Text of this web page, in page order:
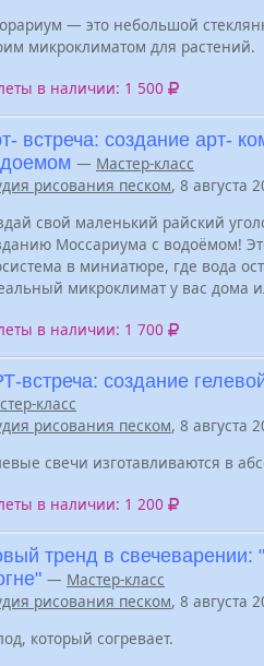
— это небольшой
микроклиматом для растений.
в наличии: 1 500
встреча: создание арт-
— Мастер-класс
рисования песком, 8 августа
свой маленький райский
Моссариума с водоёмом!
в миниатюре, где вода
микроклимат у вас дома
в наличии: 1 700
встреча: создание
класс
рисования песком, 8 августа
свечи изготавливаются в
в наличии: 1 200
тренд в свечеварении:
— Мастер-класс
рисования песком, 8 августа
который согревает.